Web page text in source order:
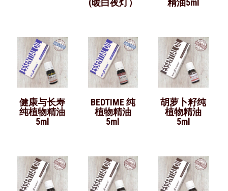
(暖白夜灯）
精油5ml
健康与长寿
纯植物精油
5ml
BEDTIME 纯
植物精油
5ml
胡萝卜籽纯
植物精油
5ml